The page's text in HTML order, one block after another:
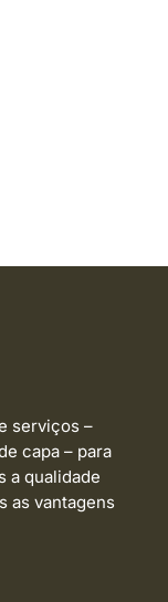
serviços –
capa – para
a qualidade
as vantagens